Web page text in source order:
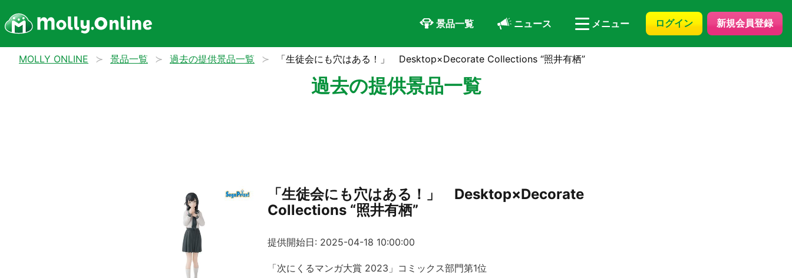
景品一覧 ニュース メニュー ログイン 新規会員登録
MOLLY ONLINE 景品一覧 過去の提供景品一覧 「生徒会にも穴はある！」 Desktop×Decorate Collections “照井有栖”
過去の提供景品一覧
「生徒会にも穴はある！」 Desktop×Decorate
Collections “照井有栖”
提供開始日: 2025-04-18 10:00:00
「次にくるマンガ大賞 2023」コミックス部門第1位